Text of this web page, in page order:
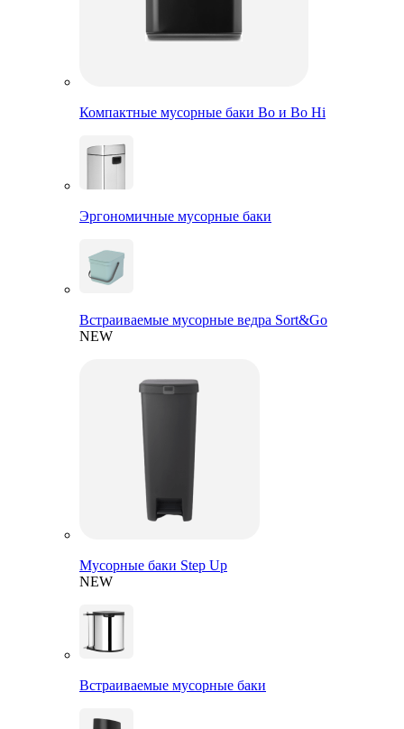
Компактные мусорные баки Bo и Bo Hi
Эргономичные мусорные баки
Встраиваемые мусорные ведра Sort&Go
NEW
Мусорные баки Step Up
NEW
Встраиваемые мусорные баки